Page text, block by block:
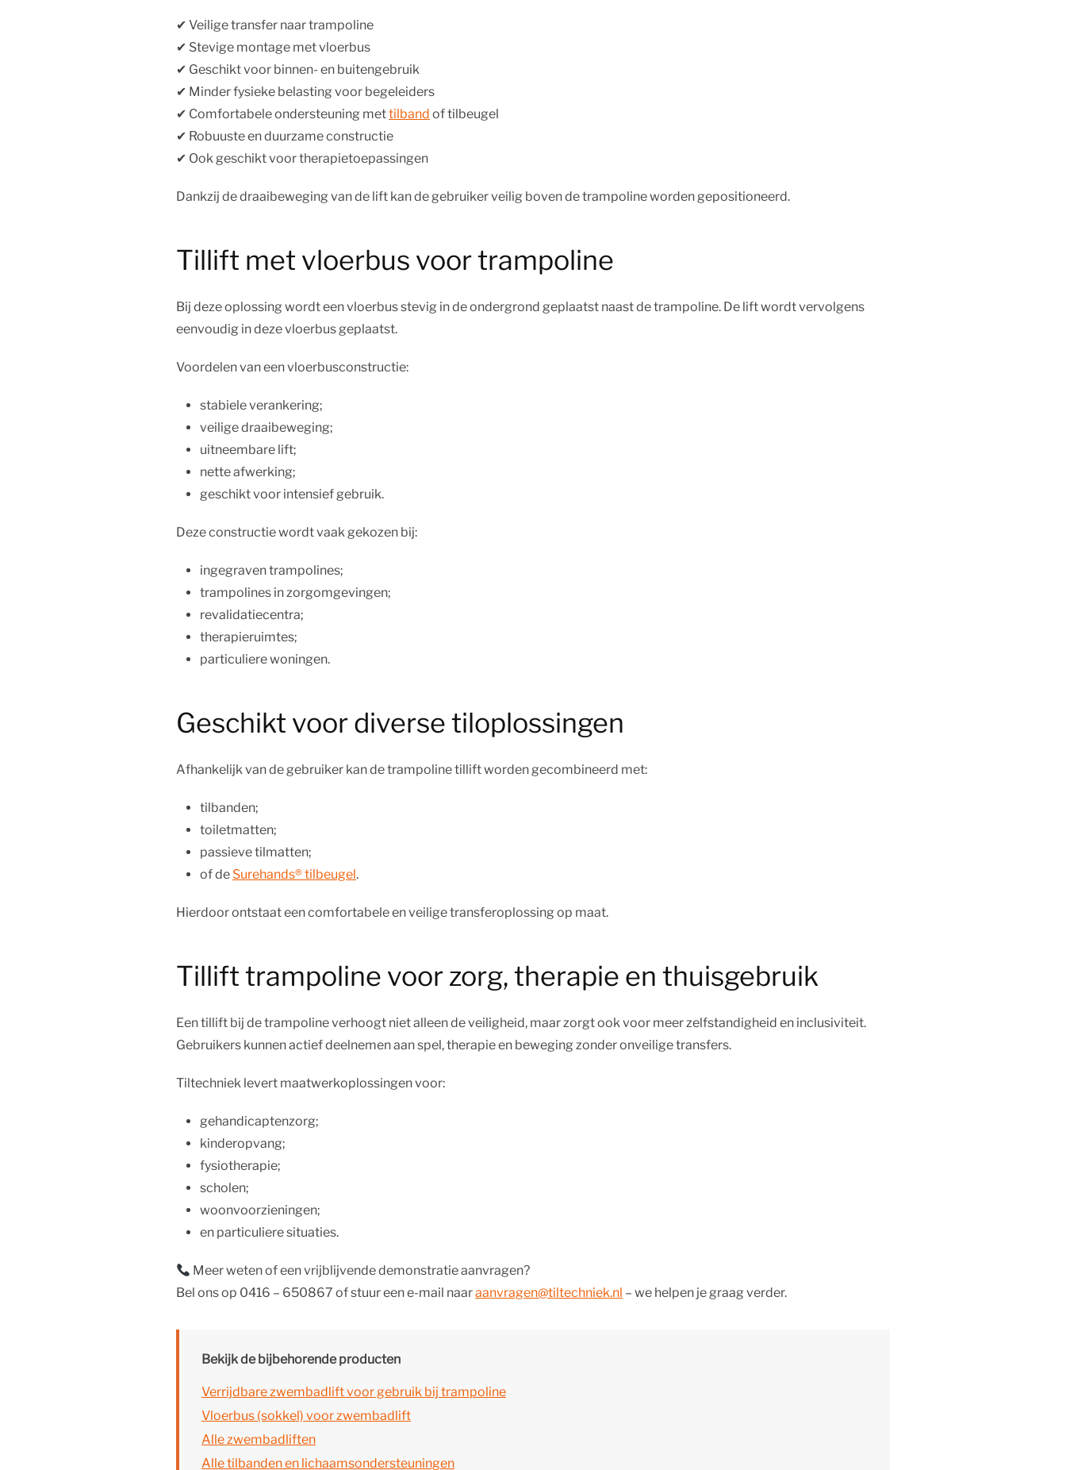
✔︎ Veilige transfer naar trampoline
✔︎ Stevige montage met vloerbus
✔︎ Geschikt voor binnen- en buitengebruik
✔︎ Minder fysieke belasting voor begeleiders
✔︎ Comfortabele ondersteuning mettilband of tilbeugel
✔︎ Robuuste en duurzame constructie
✔︎ Ook geschikt voor therapietoepassingen
Dankzij de draaibeweging van de lift kan de gebruiker veilig boven de trampoline worden gepositioneerd.
Tillift met vloerbus voor trampoline
Bij deze oplossing wordt een vloerbus stevig in de ondergrond geplaatst naast de trampoline. De lift wordt vervolgens
eenvoudig in deze vloerbus geplaatst.
Voordelen van een vloerbusconstructie:
stabiele verankering;
veilige draaibeweging;
uitneembare lift;
nette afwerking;
geschikt voor intensief gebruik.
Deze constructie wordt vaak gekozen bij:
ingegraven trampolines;
trampolines in zorgomgevingen;
revalidatiecentra;
therapieruimtes;
particuliere woningen.
Geschikt voor diverse tiloplossingen
Afhankelijk van de gebruiker kan de trampoline tillift worden gecombineerd met:
tilbanden;
toiletmatten;
passieve tilmatten;
of de Surehands® tilbeugel.
Hierdoor ontstaat een comfortabele en veilige transferoplossing op maat.
Tillift trampoline voor zorg, therapie en thuisgebruik
Een tillift bij de trampoline verhoogt niet alleen de veiligheid, maar zorgt ook voor meer zelfstandigheid en inclusiviteit.
Gebruikers kunnen actief deelnemen aan spel, therapie en beweging zonder onveilige transfers.
Tiltechniek levert maatwerkoplossingen voor:
gehandicaptenzorg;
kinderopvang;
fysiotherapie;
scholen;
woonvoorzieningen;
en particuliere situaties.
Meer weten of een vrijblijvende demonstratie aanvragen?
Bel ons op 0416 – 650867 of stuur een e-mail naaraanvragen@tiltechniek.nl – we helpen je graag verder.
Bekijk de bijbehorende producten
Verrijdbare zwembadlift voor gebruik bij trampoline
Vloerbus (sokkel) voor zwembadlift
Alle zwembadliften
Alle tilbanden en lichaamsondersteuningen